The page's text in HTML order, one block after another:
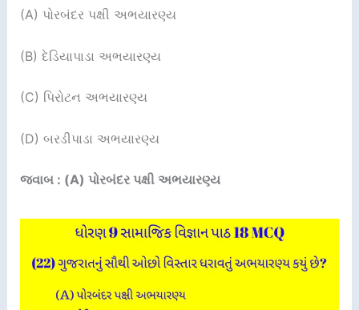
(A) પોરબંદર પક્ષી અભયારણ્ય
(B) દેડિયાપાડા અભયારણ્ય
(C) પિરોટન અભયારણ્ય
(D) બરડીપાડા અભયારણ્ય
જવાબ : (A) પોરબંદર પક્ષી અભયારણ્ય